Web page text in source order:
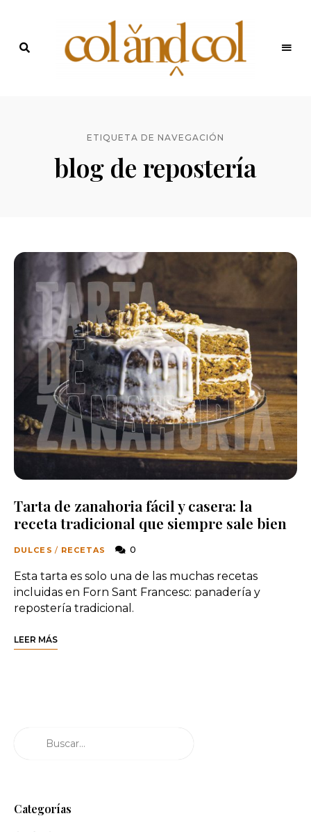
ColandCol
ETIQUETA DE NAVEGACIÓN
blog de repostería
Tarta de zanahoria fácil y casera: la
receta tradicional que siempre sale bien
DULCES / RECETAS 0
Esta tarta es solo una de las muchas recetas
incluidas en Forn Sant Francesc: panadería y
repostería tradicional.
LEER MÁS
Categorías